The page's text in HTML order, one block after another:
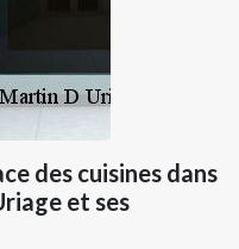
des cuisines dans
et ses